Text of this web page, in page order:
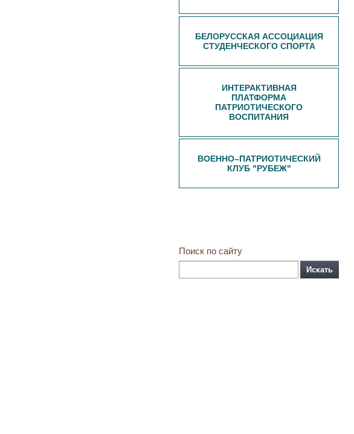
БЕЛОРУССКАЯ АССОЦИАЦИЯ
СТУДЕНЧЕСКОГО СПОРТА
ИНТЕРАКТИВНАЯ
ПЛАТФОРМА
ПАТРИОТИЧЕСКОГО
ВОСПИТАНИЯ
ВОЕННО–ПАТРИОТИЧЕСКИЙ
КЛУБ "РУБЕЖ"
Поиск по сайту